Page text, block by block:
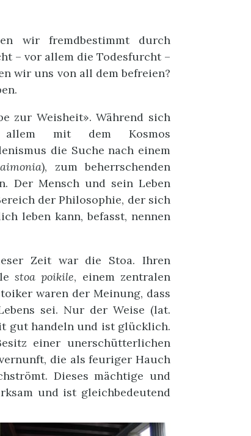
wir fremdbestimmt durch
– vor allem die Todesfurcht –
wir uns von all dem befreien?
zur Weisheit». Während sich
allem mit dem Kosmos
die Suche nach einem
), zum beherrschenden
Der Mensch und sein Leben
der Philosophie, der sich
leben kann, befasst, nennen
Zeit war die Stoa. Ihren
stoa poikile, einem zentralen
waren der Meinung, dass
sei. Nur der Weise (lat.
gut handeln und ist glücklich.
einer unerschütterlichen
die als feuriger Hauch
Dieses mächtige und
und ist gleichbedeutend